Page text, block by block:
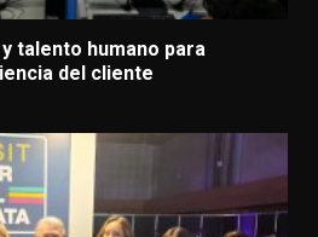
talento humano para
del cliente